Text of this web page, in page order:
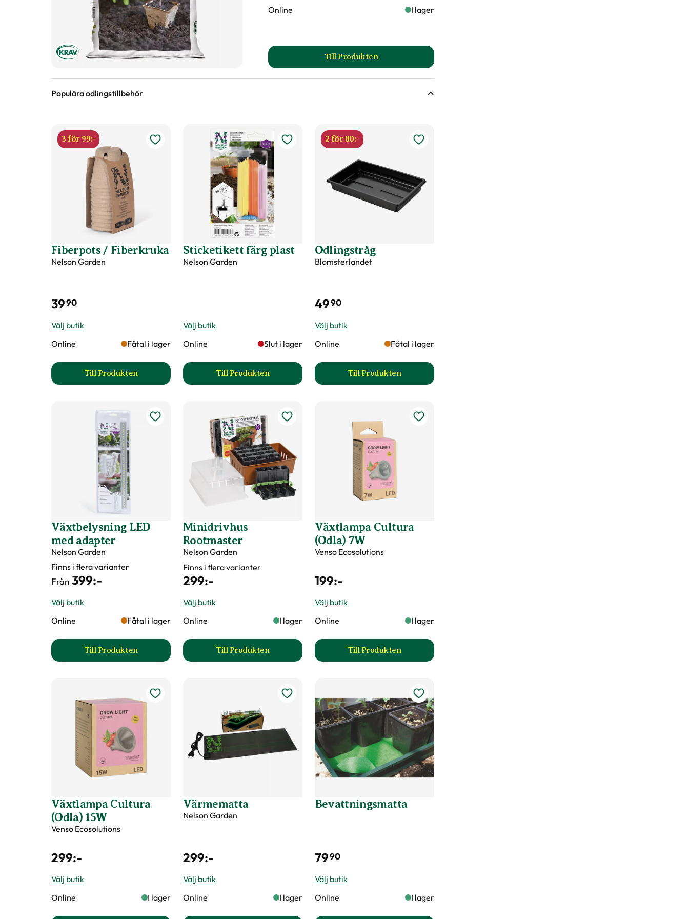
Online
I lager
Till Produkten
till Såjord produktsida
Populära odlingstillbehör
3 för 99:-
Fiberpots / Fiberkruka
Nelson Garden
3990
Välj butik
Online
Fåtal i lager
Till Produkten
till Fiberpots / Fiberkruka produktsida
Sticketikett färg plast
Nelson Garden
Välj butik
Online
Slut i lager
Till Produkten
till Sticketikett färg plast produktsida
2 för 80:-
Odlingstråg
Blomsterlandet
4990
Välj butik
Online
Fåtal i lager
Till Produkten
till Odlingstråg produktsida
Växtbelysning LED
med adapter
Nelson Garden
Finns i flera varianter
Från 399:-
Välj butik
Online
Fåtal i lager
Till Produkten
till Växtbelysning LED med adapter produktsida
Minidrivhus
Rootmaster
Nelson Garden
Finns i flera varianter
299:-
Välj butik
Online
I lager
Till Produkten
till Minidrivhus Rootmaster produktsida
Växtlampa Cultura
(Odla) 7W
Venso Ecosolutions
199:-
Välj butik
Online
I lager
Till Produkten
till Växtlampa Cultura (Odla) 7W produktsida
Växtlampa Cultura
(Odla) 15W
Venso Ecosolutions
299:-
Välj butik
Online
I lager
Värmematta
Nelson Garden
299:-
Välj butik
Online
I lager
Bevattningsmatta
7990
Välj butik
Online
I lager